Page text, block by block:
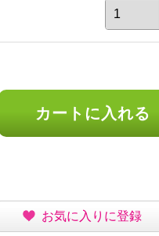
カートに入れる
お気に入りに登録